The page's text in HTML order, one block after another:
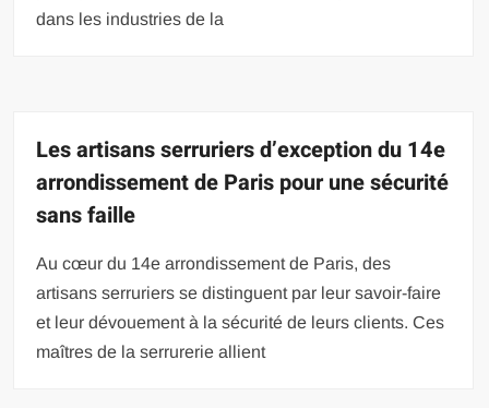
dans les industries de la
Les artisans serruriers d’exception du 14e
arrondissement de Paris pour une sécurité
sans faille
Au cœur du 14e arrondissement de Paris, des
artisans serruriers se distinguent par leur savoir-faire
et leur dévouement à la sécurité de leurs clients. Ces
maîtres de la serrurerie allient